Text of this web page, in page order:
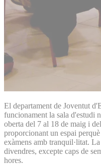
El departament de Joventut
funcionament la sala d'estudi
oberta del 7 al 18 de maig i
proporcionant un espai
exàmens amb tranquil·litat.
divendres, excepte caps de
hores.